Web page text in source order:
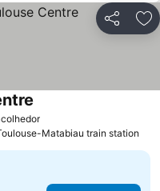
Partilhar
Matabiau train station